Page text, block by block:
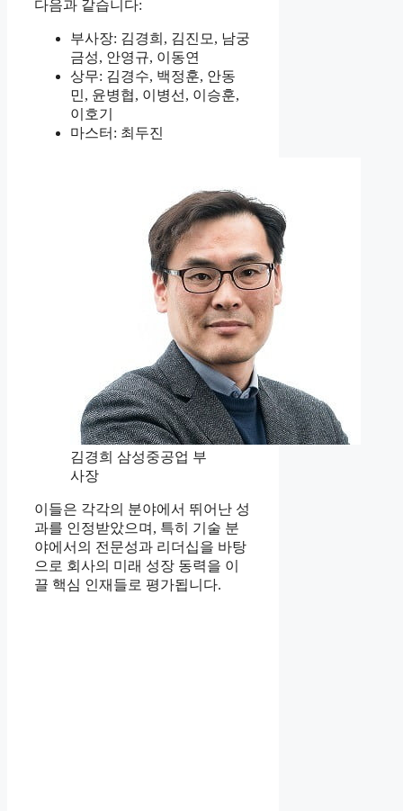
다음과 같습니다:
부사장: 김경희, 김진모, 남궁
금성, 안영규, 이동연
상무: 김경수, 백정훈, 안동
민, 윤병협, 이병선, 이승훈,
이호기
마스터: 최두진
김경희 삼성중공업 부
사장
이들은 각각의 분야에서 뛰어난 성
과를 인정받았으며, 특히 기술 분
야에서의 전문성과 리더십을 바탕
으로 회사의 미래 성장 동력을 이
끌 핵심 인재들로 평가됩니다.